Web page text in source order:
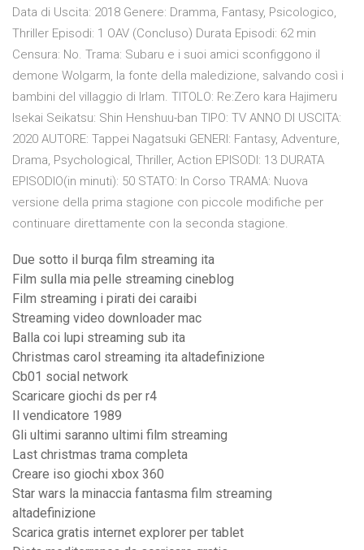
Data di Uscita: 2018 Genere: Dramma, Fantasy, Psicologico,
Thriller Episodi: 1 OAV (Concluso) Durata Episodi: 62 min
Censura: No. Trama: Subaru e i suoi amici sconfiggono il
demone Wolgarm, la fonte della maledizione, salvando così i
bambini del villaggio di Irlam. TITOLO: Re:Zero kara Hajimeru
Isekai Seikatsu: Shin Henshuu-ban TIPO: TV ANNO DI USCITA:
2020 AUTORE: Tappei Nagatsuki GENERI: Fantasy, Adventure,
Drama, Psychological, Thriller, Action EPISODI: 13 DURATA
EPISODIO(in minuti): 50 STATO: In Corso TRAMA: Nuova
versione della prima stagione con piccole modifiche per
continuare direttamente con la seconda stagione.
Due sotto il burqa film streaming ita
Film sulla mia pelle streaming cineblog
Film streaming i pirati dei caraibi
Streaming video downloader mac
Balla coi lupi streaming sub ita
Christmas carol streaming ita altadefinizione
Cb01 social network
Scaricare giochi ds per r4
Il vendicatore 1989
Gli ultimi saranno ultimi film streaming
Last christmas trama completa
Creare iso giochi xbox 360
Star wars la minaccia fantasma film streaming
altadefinizione
Scarica gratis internet explorer per tablet